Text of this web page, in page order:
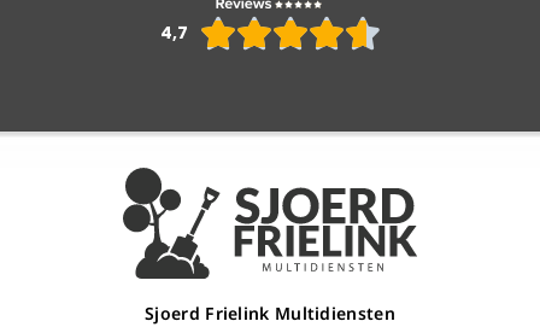
4,7 
Sjoerd Frielink Multidiensten